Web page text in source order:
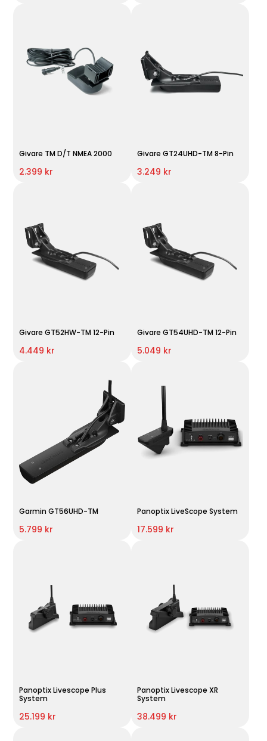
Givare TM D/T NMEA 2000
2.399 kr
Givare GT24UHD-TM 8-Pin
3.249 kr
Givare GT52HW-TM 12-Pin
4.449 kr
Givare GT54UHD-TM 12-Pin
5.049 kr
Garmin GT56UHD-TM
5.799 kr
Panoptix LiveScope System
17.599 kr
Panoptix Livescope Plus
System
25.199 kr
Panoptix Livescope XR
System
38.499 kr